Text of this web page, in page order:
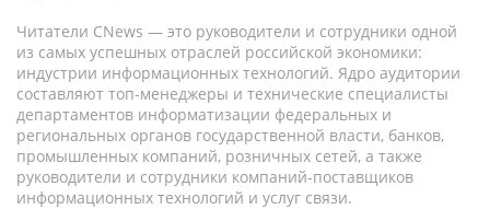
Читатели CNews — это руководители и сотрудники одной
из самых успешных отраслей российской экономики:
индустрии информационных технологий. Ядро аудитории
составляют топ-менеджеры и технические специалисты
департаментов информатизации федеральных и
региональных органов государственной власти, банков,
промышленных компаний, розничных сетей, а также
руководители и сотрудники компаний-поставщиков
информационных технологий и услуг связи.